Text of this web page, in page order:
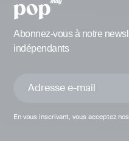
Abonnez-vous à notre
indépendants
En vous inscrivant, vous acceptez nos